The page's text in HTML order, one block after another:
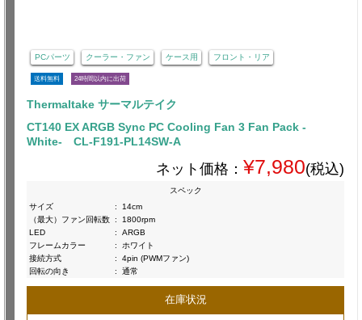
PCパーツ クーラー・ファン ケース用 フロント・リア
送料無料 24時間以内に出荷
Thermaltake サーマルテイク
CT140 EX ARGB Sync PC Cooling Fan 3 Fan Pack -
White- CL-F191-PL14SW-A
ネット価格： ¥7,980(税込)
スペック
サイズ
:
14cm
（最大）ファン回転数 :
1800rpm
LED
:
ARGB
フレームカラー
:
ホワイト
接続方式
:
4pin (PWMファン)
回転の向き
: 通常
在庫状況